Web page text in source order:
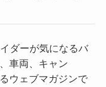
ダーが気になるバ
車両、キャン
ウェブマガジンで